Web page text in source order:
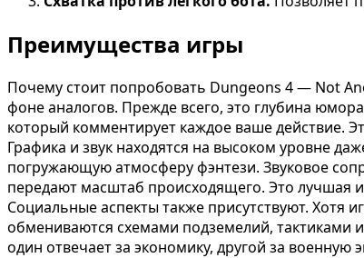
Преимущества игры
Почему стоит попробовать Dungeons 4 — Not
фоне аналогов. Прежде всего, это глубина
который комментирует каждое ваше действие.
Графика и звук находятся на высоком уровне
погружающую атмосферу фэнтези. Звуковое
передают масштаб происходящего. Это лучшая
Социальные аспекты также присутствуют. Хотя
обмениваются схемами подземелий, тактиками
один отвечает за экономику, другой за военную